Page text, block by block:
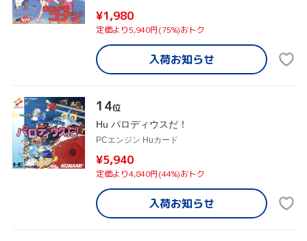
¥1,980
定価より5,940円(75%)おトク
入荷お知らせ
14位
Hu パロディウスだ！
PCエンジン Huカード
¥5,940
定価より4,840円(44%)おトク
入荷お知らせ